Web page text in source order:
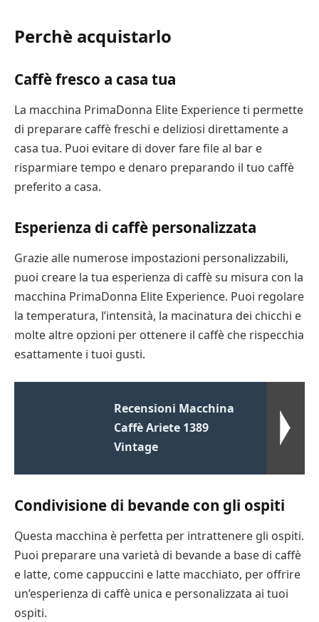
Perchè acquistarlo
Caffè fresco a casa tua
La macchina PrimaDonna Elite Experience ti permette
di preparare caffè freschi e deliziosi direttamente a
casa tua. Puoi evitare di dover fare file al bar e
risparmiare tempo e denaro preparando il tuo caffè
preferito a casa.
Esperienza di caffè personalizzata
Grazie alle numerose impostazioni personalizzabili,
puoi creare la tua esperienza di caffè su misura con la
macchina PrimaDonna Elite Experience. Puoi regolare
la temperatura, l’intensità, la macinatura dei chicchi e
molte altre opzioni per ottenere il caffè che rispecchia
esattamente i tuoi gusti.
Recensioni Macchina
Caffè Ariete 1389
Vintage
Condivisione di bevande con gli ospiti
Questa macchina è perfetta per intrattenere gli ospiti.
Puoi preparare una varietà di bevande a base di caffè
e latte, come cappuccini e latte macchiato, per offrire
un’esperienza di caffè unica e personalizzata ai tuoi
ospiti.